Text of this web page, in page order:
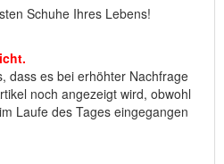
Schuhe Ihres Lebens!
dass es bei erhöhter Nachfrage
noch angezeigt wird, obwohl
Laufe des Tages eingegangen